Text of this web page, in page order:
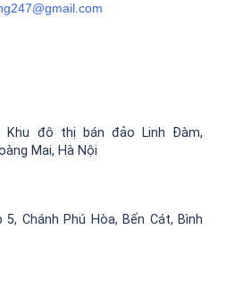
Khu đô thị bán đảo Linh Đàm,
Mai, Hà Nội
5, Chánh Phú Hòa, Bến Cát, Bình